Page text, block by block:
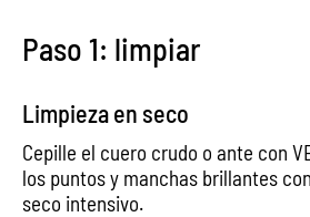
Paso 1: limpiar
Limpieza en seco
Cepille el cuero crudo o ante con
los puntos y manchas brillantes
seco intensivo.